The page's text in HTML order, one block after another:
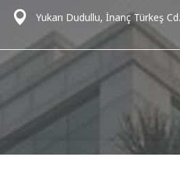
Yukarı Dudullu, İnanç Türkeş